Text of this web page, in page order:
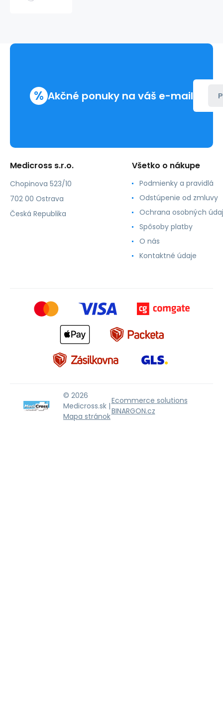
cm
% Akčné ponuky na váš e-mail
Medicross s.r.o.
Chopinova 523/10
702 00 Ostrava
Česká Republika
Všetko o nákupe
Podmienky a pravidlá
Odstúpenie od zmluvy
Ochrana osobných
Spôsoby platby
O nás
Kontaktné údaje
© 2026
Medicross.sk |
Mapa stránok
Ecommerce solutions
BINARGON.cz